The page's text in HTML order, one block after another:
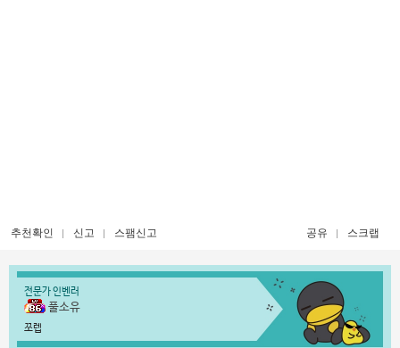
추천확인 신고 스팸신고 공유 스크랩
전문가 인벤러
풀소유
쪼렙